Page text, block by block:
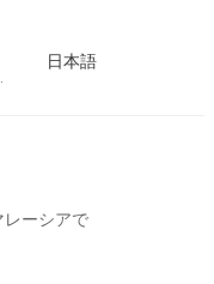
日本語
レーシアで